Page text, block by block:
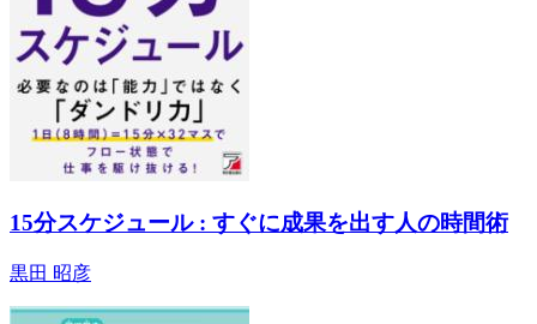
15分スケジュール : すぐに成果を出す人の時間術
黒田 昭彦